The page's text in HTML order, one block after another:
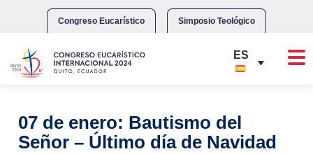
Congreso Eucarístico Simposio Teológico
07 de enero: Bautismo del
Señor – Último día de Navidad